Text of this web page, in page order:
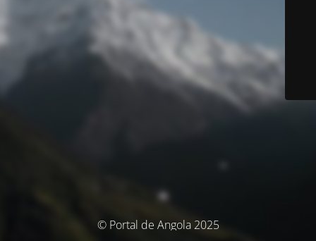
© Portal de Angola 2025